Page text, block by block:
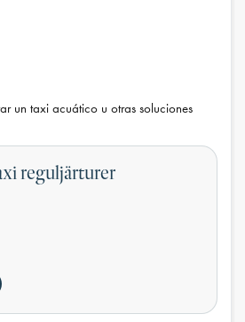
un taxi acuático u otras soluciones
reguljärturer